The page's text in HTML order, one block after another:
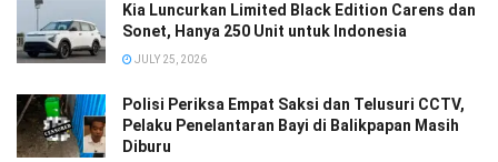
Kia Luncurkan Limited Black Edition Carens dan
Sonet, Hanya 250 Unit untuk Indonesia
JULY 25, 2026
Polisi Periksa Empat Saksi dan Telusuri CCTV,
Pelaku Penelantaran Bayi di Balikpapan Masih
Diburu